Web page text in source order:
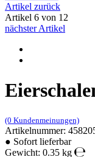
Artikel zurück
Artikel 6 von 12
nächster Artikel
(0 Kundenmeinungen)
Artikelnummer:
● Sofort lieferbar
Gewicht: 0.35 kg